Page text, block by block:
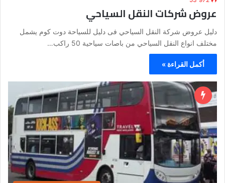
عروض شركات النقل السياحي
دليل عروض شركة النقل السياحي فى دليل للسياحة دوت كوم يشمل
مختلف انواع النقل السياحي من باصات سياحية 50 راكب…
أكمل القراءة »